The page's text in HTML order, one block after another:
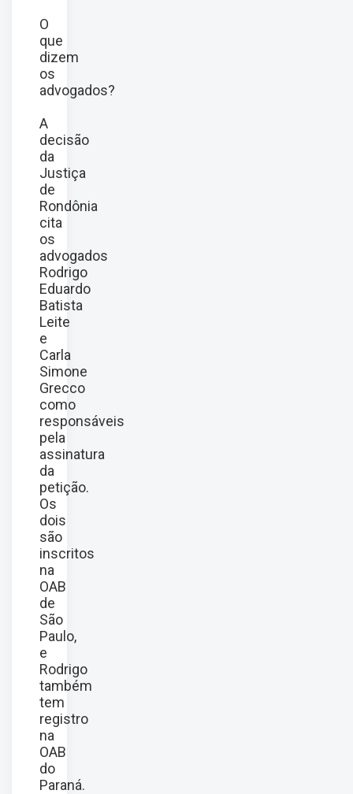
O
que
dizem
os
advogados?
A
decisão
da
Justiça
de
Rondônia
cita
os
advogados
Rodrigo
Eduardo
Batista
Leite
e
Carla
Simone
Grecco
como
responsáveis
pela
assinatura
da
petição.
Os
dois
são
inscritos
na
OAB
de
São
Paulo,
e
Rodrigo
também
tem
registro
na
OAB
do
Paraná.